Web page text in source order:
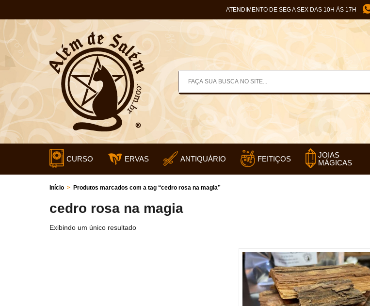
ATENDIMENTO DE SEG A SEX DAS 10H ÀS 17H
CURSO ERVAS ANTIQUÁRIO FEITIÇOS
JOIAS
MÁGICAS
Início > Produtos marcados com a tag “cedro rosa na magia”
cedro rosa na magia
Exibindo um único resultado